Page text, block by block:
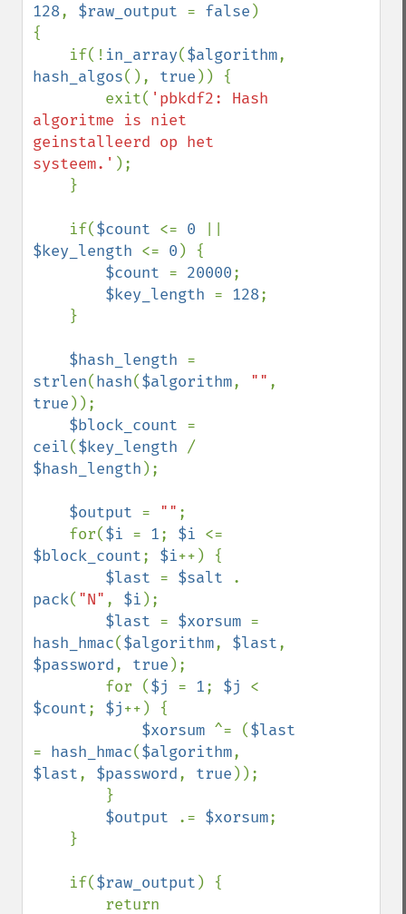
128, $raw_output = false )
{
    if(!
in_array($algorithm
hash_algos(), true )) {
        exit(
'pbkdf2: Hash
algoritme is niet
geinstalleerd op het
systeem.' );
    if(
$count <= 0
$key_length <= 0 ) {
$count = 20000;
$key_length = 128;
$hash_length
strlen(hash($algorithm, ""
true ));
$block_count
ceil($key_length
$hash_length );
$output = "" ;
    for(
$i = 1; $i
$block_count; $i++) {
$last = $salt
pack( "N" , $i );
$last = $xorsum
hash_hmac($algorithm, $last
$password, true );
        for (
$j = 1; $j
$count; $j++) {
$xorsum ^= (
= hash_hmac($algorithm
$last, $password, true ));
$output
.= $xorsum;
    if(
$raw_output ) {